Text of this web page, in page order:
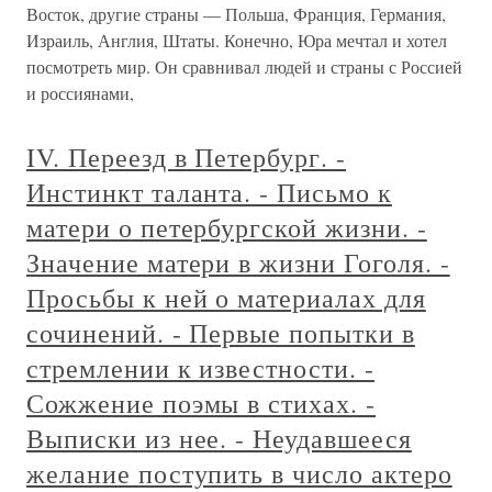
Восток, другие страны — Польша, Франция, Германия,
Израиль, Англия, Штаты. Конечно, Юра мечтал и хотел
посмотреть мир. Он сравнивал людей и страны с Россией
и россиянами,
IV. Переезд в Петербург. -
Инстинкт таланта. - Письмо к
матери о петербургской жизни. -
Значение матери в жизни Гоголя. -
Просьбы к ней о материалах для
сочинений. - Первые попытки в
стремлении к известности. -
Сожжение поэмы в стихах. -
Выписки из нее. - Неудавшееся
желание поступить в число актеро